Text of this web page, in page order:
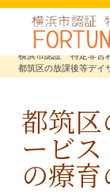
横浜市認証 特定非営
都筑区の放課後等デ
都筑区
ービ
の療育